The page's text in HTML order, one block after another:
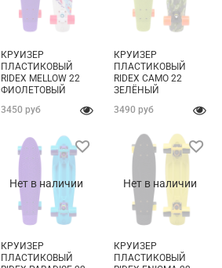
КРУИЗЕР
ПЛАСТИКОВЫЙ
RIDEX MELLOW 22
ФИОЛЕТОВЫЙ
3450 руб
КРУИЗЕР
ПЛАСТИКОВЫЙ
RIDEX CAMO 22
ЗЕЛЁНЫЙ
3490 руб
Нет в наличии
КРУИЗЕР
ПЛАСТИКОВЫЙ
Нет в наличии
КРУИЗЕР
ПЛАСТИКОВЫЙ